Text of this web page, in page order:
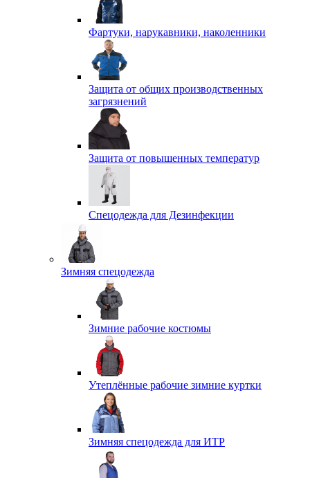
Фартуки, нарукавники, наколенники
Защита от общих производственных
загрязнений
Защита от повышенных температур
Спецодежда для Дезинфекции
Зимняя спецодежда
Зимние рабочие костюмы
Утеплённые рабочие зимние куртки
Зимняя спецодежда для ИТР